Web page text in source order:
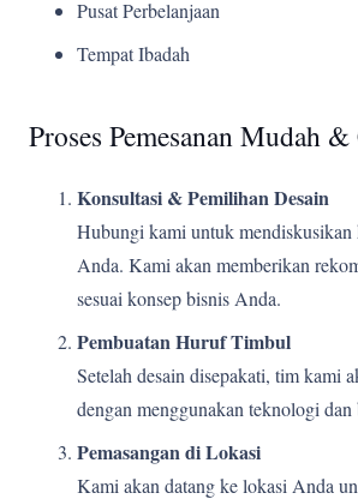
Pusat Perbelanjaan
Tempat Ibadah
Proses Pemesanan Mudah
Konsultasi & Pemilihan Desain
Hubungi kami untuk mendiskusikan
Anda. Kami akan memberikan
sesuai konsep bisnis Anda.
Pembuatan Huruf Timbul
Setelah desain disepakati, tim kami
dengan menggunakan teknologi dan
Pemasangan di Lokasi
Kami akan datang ke lokasi Anda